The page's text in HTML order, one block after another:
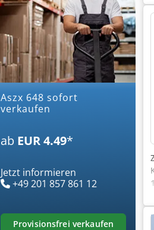
aszx 648 sofort
verkaufen
ab EUR 4.49*
Jetzt informieren
+49 201 857 861 12
provisionsfrei verkaufen